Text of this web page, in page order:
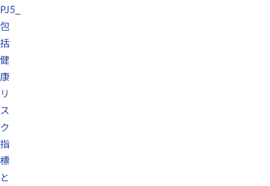
PJ5_
包
括
健
康
リ
ス
ク
指
標
と